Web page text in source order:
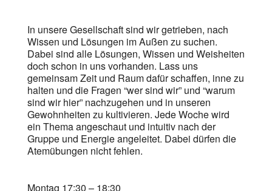
In unsere Gesellschaft sind wir getrieben, nach
Wissen und Lösungen im Außen zu suchen.
Dabei sind alle Lösungen, Wissen und Weisheiten
doch schon in uns vorhanden. Lass uns
gemeinsam Zeit und Raum dafür schaffen, inne zu
halten und die Fragen “wer sind wir” und “warum
sind wir hier” nachzugehen und in unseren
Gewohnheiten zu kultivieren. Jede Woche wird
ein Thema angeschaut und intuitiv nach der
Gruppe und Energie angeleitet. Dabei dürfen die
Atemübungen nicht fehlen.
Montag 17:30 – 18:30